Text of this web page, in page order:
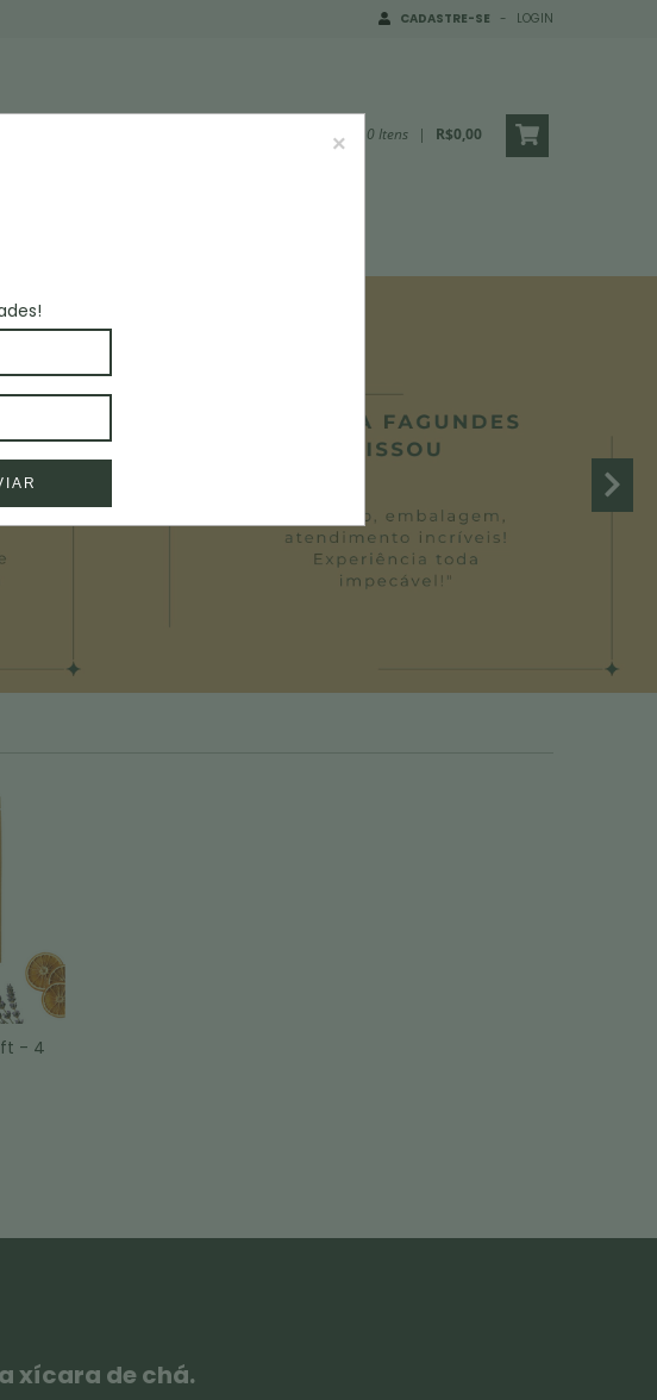
CADASTRE-SE - LOGIN
0Itens | R$0,00
×
- 4
xícara de chá.